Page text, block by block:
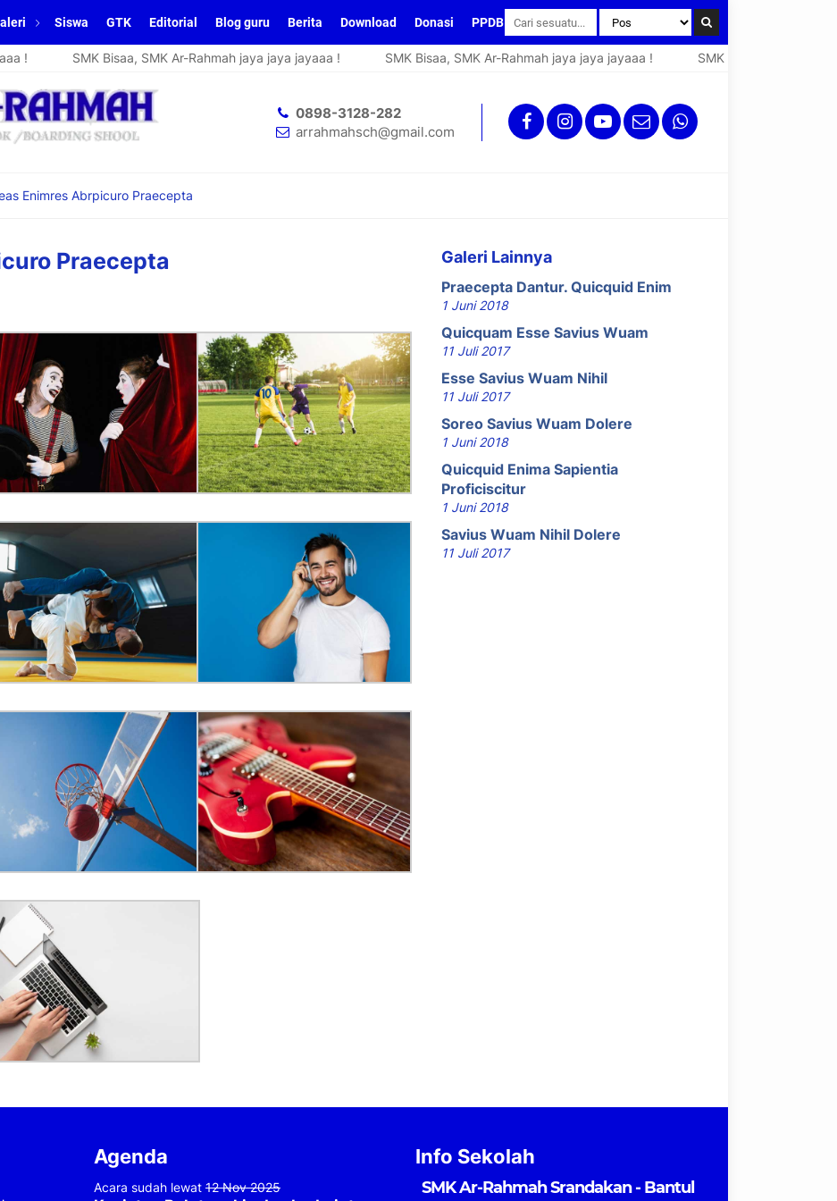
Siswa GTK Editorial Blog guru Berita Download Donasi PPDB
SMK Bisaa, SMK Ar-Rahmah jaya jaya jayaaa ! SMK Bisaa, SMK Ar-Rahmah jaya jaya jayaaa ! SMK Bisaa, SMK Ar-
0898-3128-282
arrahmahsch@gmail.com
Enimres Abrpicuro Praecepta
Praecepta Galeri Lainnya
Praecepta Dantur. Quicquid Enim
1 Juni 2018
Quicquam Esse Savius Wuam
11 Juli 2017
Esse Savius Wuam Nihil
11 Juli 2017
Soreo Savius Wuam Dolere
1 Juni 2018
Quicquid Enima Sapientia
Proficiscitur
1 Juni 2018
Savius Wuam Nihil Dolere
11 Juli 2017
Agenda
Acara sudah lewat 12 Nov 2025
Info Sekolah
SMK Ar-Rahmah Srandakan - Bantul